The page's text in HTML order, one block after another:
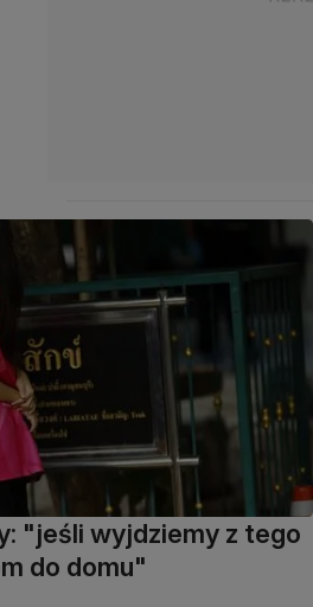
"jeśli wyjdziemy z tego
do domu"